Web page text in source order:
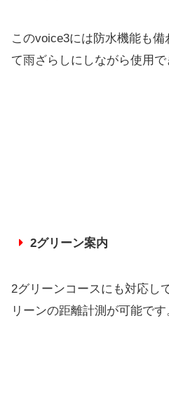
このvoice3には防水機能も
て雨ざらしにしながら使用で
2グリーン案内
2グリーンコースにも対応し
リーンの距離計測が可能です